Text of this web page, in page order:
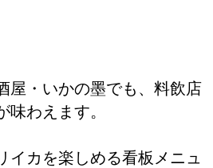
屋・いかの墨でも、料飲店
味わえます。
イカを楽しめる看板メニュ